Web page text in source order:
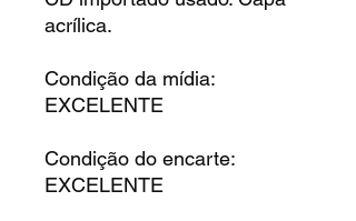
acrílica.
Condição da mídia:
EXCELENTE
Condição do encarte:
EXCELENTE